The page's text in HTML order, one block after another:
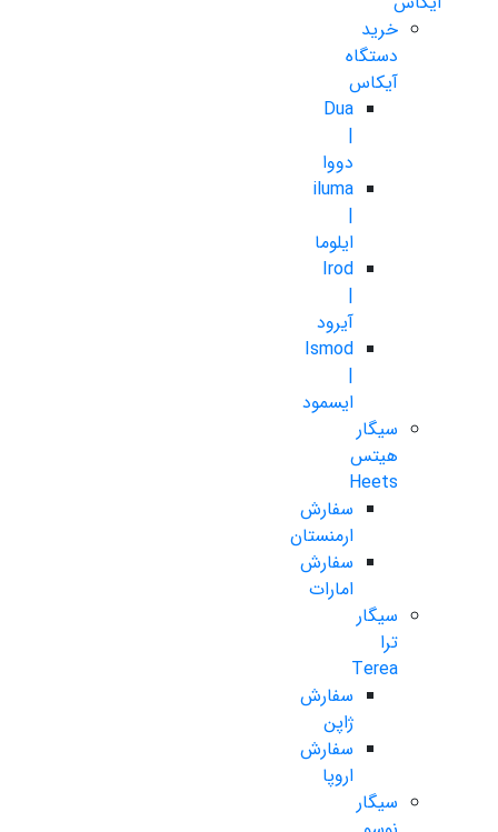
خرید
دستگاه
آیکاس
Dua
|
دووا
iluma
|
ایلوما
Irod
|
آیرود
Ismod
|
ایسمود
سیگار
هیتس
Heets
سفارش
ارمنستان
سفارش
امارات
سیگار
ترا
Terea
سفارش
ژاپن
سفارش
اروپا
سیگار